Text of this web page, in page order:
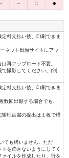
料支払い後、印刷できま
ネット出願サイトにアッ
再アップロード不要。
撮影してください。(制
料支払い後、印刷できま
数回出願する場合でも、
理由書の提出は１枚で構
ても構いません。ただ
を崩さないようにしてく
イルを作成したり、行を